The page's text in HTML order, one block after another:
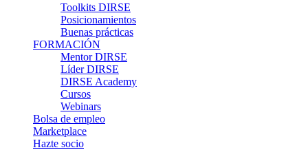
Toolkits DIRSE
Posicionamientos
Buenas prácticas
FORMACIÓN
Mentor DIRSE
Líder DIRSE
DIRSE Academy
Cursos
Webinars
Bolsa de empleo
Marketplace
Hazte socio